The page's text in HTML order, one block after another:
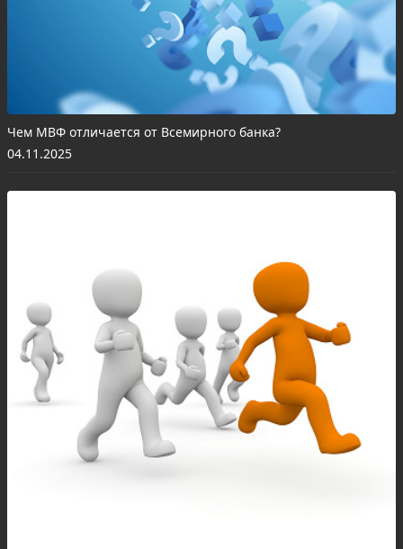
Чем МВФ отличается от Всемирного банка?
04.11.2025